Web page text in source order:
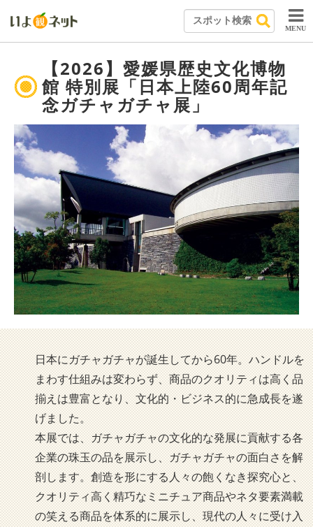
MENU
【2026】愛媛県歴史文化博物
館 特別展「日本上陸60周年記
念ガチャガチャ展」
日本にガチャガチャが誕生してから60年。ハンドルを
まわす仕組みは変わらず、商品のクオリティは高く品
揃えは豊富となり、文化的・ビジネス的に急成長を遂
げました。
本展では、ガチャガチャの文化的な発展に貢献する各
企業の珠玉の品を展示し、ガチャガチャの面白さを解
剖します。創造を形にする人々の飽くなき探究心と、
クオリティ高く精巧なミニチュア商品やネタ要素満載
の笑える商品を体系的に展示し、現代の人々に受け入